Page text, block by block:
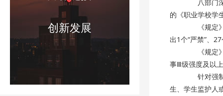
创新发展
八部门深
的《职业学校学
《规定》
出1个“严禁”、
《规定》
事Ⅲ级强度及以
针对强制
生、学生监护人